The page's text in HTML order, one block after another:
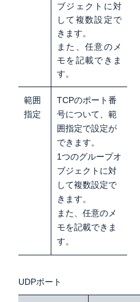
ブジェクトに対
して複数設定で
きます。
また、任意のメ
モを記載できま
す。
範囲
指定
TCPのポート番
号について、範
囲指定で設定が
できます。
1つのグループオ
ブジェクトに対
して複数設定で
きます。
また、任意のメ
モを記載できま
す。
UDPポート